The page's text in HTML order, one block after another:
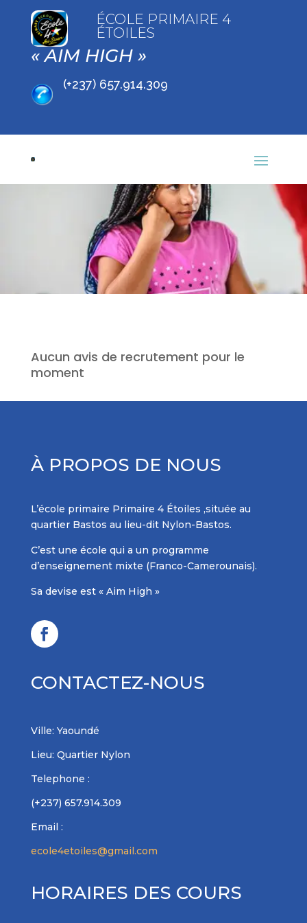
ÉCOLE PRIMAIRE 4
ÉTOILES
« AIM HIGH »
(+237) 657.914.309
Aucun avis de recrutement pour le
moment
À PROPOS DE NOUS
L’école primaire Primaire 4 Étoiles ,située au
quartier Bastos au lieu-dit Nylon-Bastos.
C’est une école qui a un programme
d’enseignement mixte (Franco-Camerounais).
Sa devise est « Aim High »
CONTACTEZ-NOUS
Ville: Yaoundé
Lieu: Quartier Nylon
Telephone :
(+237) 657.914.309
Email :
ecole4etoiles@gmail.com
HORAIRES DES COURS